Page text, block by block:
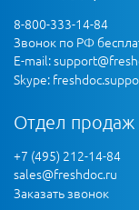
8-800-333-14-84
Звонок по РФ
E-mail:
Skype:
Отдел продаж
+7 (495) 212-14-84
sales@freshdoc.ru
Заказать звонок